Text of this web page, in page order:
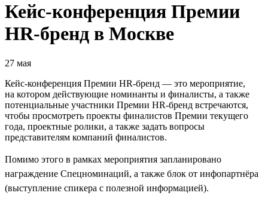
Кейс-конференция Премии
HR-бренд в Москве
27 мая
Кейс-конференция Премии HR-бренд — это мероприятие,
на котором действующие номинанты и финалисты, а также
потенциальные участники Премии HR-бренд встречаются,
чтобы просмотреть проекты финалистов Премии текущего
года, проектные ролики, а также задать вопросы
представителям компаний финалистов.
Помимо этого в рамках мероприятия запланировано
награждение Спецноминаций, а также блок от инфопартнёра
(выступление спикера с полезной информацией).